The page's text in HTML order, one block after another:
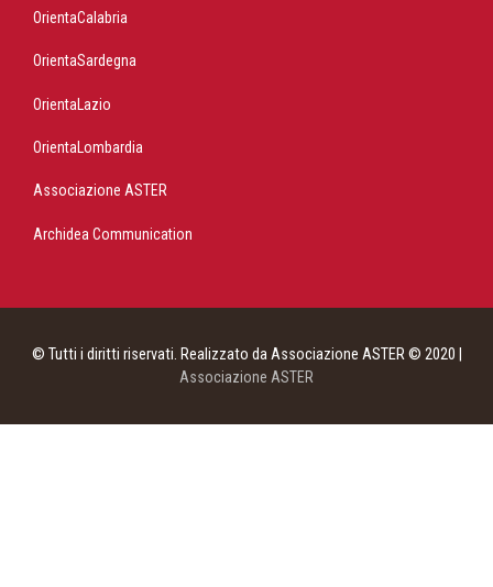
OrientaCalabria
OrientaSardegna
OrientaLazio
OrientaLombardia
Associazione ASTER
Archidea Communication
© Tutti i diritti riservati. Realizzato da Associazione ASTER © 2020 |
Associazione ASTER